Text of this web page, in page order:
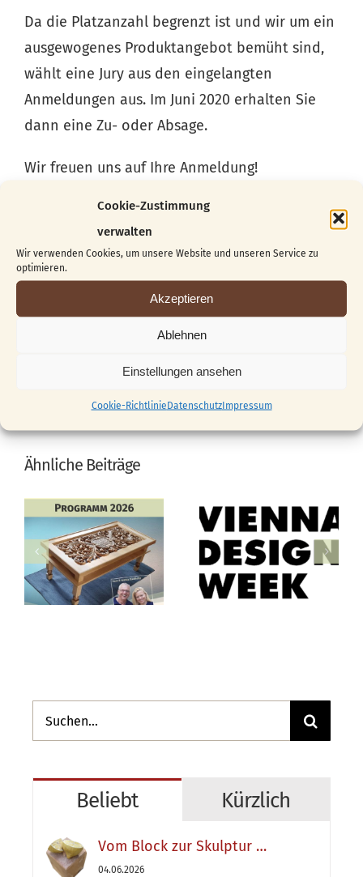
Cookie-Zustimmung
verwalten
Wir verwenden Cookies, um unsere Website und unseren Service zu
optimieren.
Akzeptieren
Ablehnen
Einstellungen ansehen
Cookie-RichtlinieDatenschutzImpressum
Da die Platzanzahl begrenzt ist und wir um ein
ausgewogenes Produktangebot bemüht sind,
wählt eine Jury aus den eingelangten
Anmeldungen aus. Im Juni 2020 erhalten Sie
dann eine Zu- oder Absage.
Wir freuen uns auf Ihre Anmeldung!
DOWNLOAD ANMELDEFORMULARE
Ähnliche Beiträge
Suche
nach:
Beliebt Kürzlich
Vom Block zur Skulptur …
04.06.2026